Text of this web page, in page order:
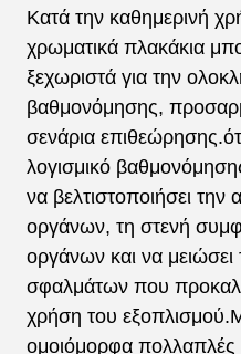
Κατά την καθημερινή
χρωματικά πλακάκια
ξεχωριστά για την
βαθμονόμησης,
σενάρια
λογισμικό
να βελτιστοποιήσει
οργάνων, τη στενή
οργάνων και να
σφαλμάτων που
χρήση του
ομοιόμορφα πολλαπλές